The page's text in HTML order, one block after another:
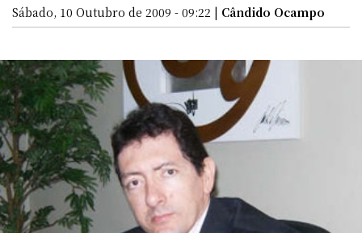
Sábado, 10 Outubro de 2009 - 09:22 | Cândido Ocampo